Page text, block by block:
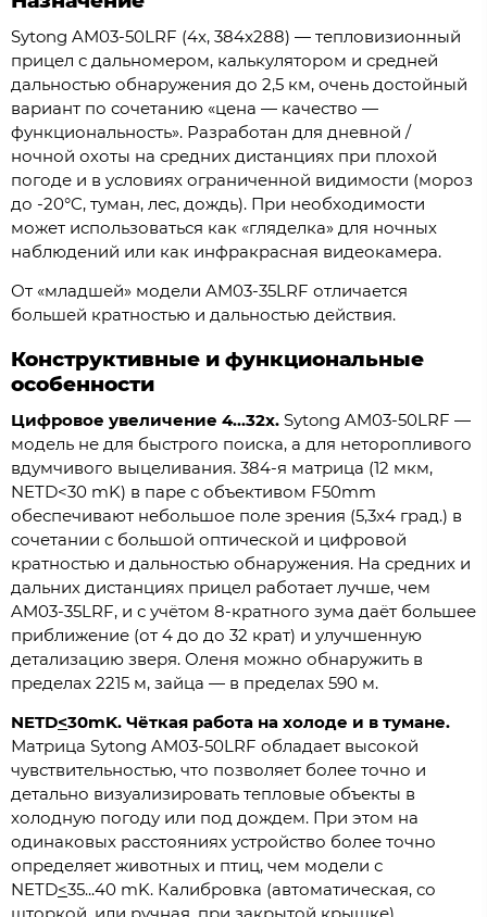
Sytong AM03-50LRF (4x, 384x288) — тепловизионный
прицел с дальномером, калькулятором и средней
дальностью обнаружения до 2,5 км, очень достойный
вариант по сочетанию «цена — качество —
функциональность». Разработан для дневной /
ночной охоты на средних дистанциях при плохой
погоде и в условиях ограниченной видимости (мороз
до -20°C, туман, лес, дождь). При необходимости
может использоваться как «гляделка» для ночных
наблюдений или как инфракрасная видеокамера.
От «младшей» модели AM03-35LRF отличается
большей кратностью и дальностью действия.
Конструктивные и функциональные
особенности
Цифровое увеличение 4...32x. Sytong AM03-50LRF —
модель не для быстрого поиска, а для неторопливого
вдумчивого выцеливания. 384-я матрица (12 мкм,
NETD<30 mK) в паре с объективом F50mm
обеспечивают небольшое поле зрения (5,3x4 град.) в
сочетании с большой оптической и цифровой
кратностью и дальностью обнаружения. На средних и
дальних дистанциях прицел работает лучше, чем
AM03-35LRF, и с учётом 8-кратного зума даёт большее
приближение (от 4 до до 32 крат) и улучшенную
детализацию зверя. Оленя можно обнаружить в
пределах 2215 м, зайца — в пределах 590 м.
NETD<30mK. Чёткая работа на холоде и в тумане.
Матрица Sytong AM03-50LRF обладает высокой
чувствительностью, что позволяет более точно и
детально визуализировать тепловые объекты в
холодную погоду или под дождем. При этом на
одинаковых расстояниях устройство более точно
определяет животных и птиц, чем модели с
NETD<35...40 mK. Калибровка (автоматическая, со